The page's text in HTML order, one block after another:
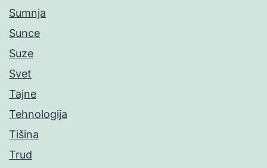
Sumnja
Sunce
Suze
Svet
Tajne
Tehnologija
Tišina
Trud